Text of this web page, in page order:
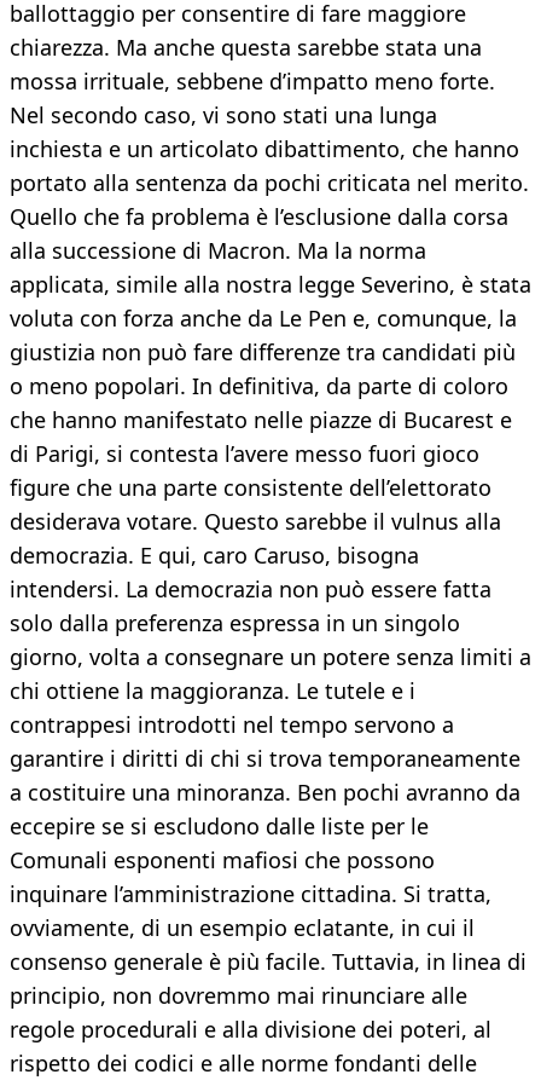
ballottaggio per consentire di fare maggiore
chiarezza. Ma anche questa sarebbe stata una
mossa irrituale, sebbene d’impatto meno forte.
Nel secondo caso, vi sono stati una lunga
inchiesta e un articolato dibattimento, che hanno
portato alla sentenza da pochi criticata nel merito.
Quello che fa problema è l’esclusione dalla corsa
alla successione di Macron. Ma la norma
applicata, simile alla nostra legge Severino, è stata
voluta con forza anche da Le Pen e, comunque, la
giustizia non può fare differenze tra candidati più
o meno popolari. In definitiva, da parte di coloro
che hanno manifestato nelle piazze di Bucarest e
di Parigi, si contesta l’avere messo fuori gioco
figure che una parte consistente dell’elettorato
desiderava votare. Questo sarebbe il vulnus alla
democrazia. E qui, caro Caruso, bisogna
intendersi. La democrazia non può essere fatta
solo dalla preferenza espressa in un singolo
giorno, volta a consegnare un potere senza limiti a
chi ottiene la maggioranza. Le tutele e i
contrappesi introdotti nel tempo servono a
garantire i diritti di chi si trova temporaneamente
a costituire una minoranza. Ben pochi avranno da
eccepire se si escludono dalle liste per le
Comunali esponenti mafiosi che possono
inquinare l’amministrazione cittadina. Si tratta,
ovviamente, di un esempio eclatante, in cui il
consenso generale è più facile. Tuttavia, in linea di
principio, non dovremmo mai rinunciare alle
regole procedurali e alla divisione dei poteri, al
rispetto dei codici e alle norme fondanti delle